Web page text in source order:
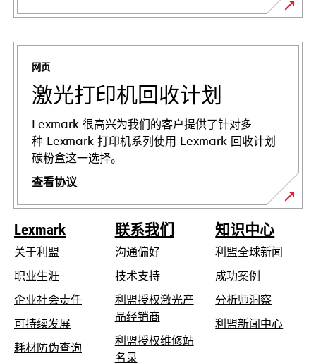
在
新
网页
激光打印机回收计划
Lexmark 很高兴为我们的客户提供了针对多
种 Lexmark 打印机系列使用 Lexmark 回收计划
碳粉盒这一选择。
查看协议
Lexmark
关于利盟
职业生涯
企业社会责任在
签
可持续发展
耗材防伪查询
联系我们
沟通偏好
技术支持在
新
标
签
页
利盟授权激光产
品经销商
利盟授权维修站
名录在
知识中心
利盟全球新闻
成功案例
分析师洞察
利盟新闻中心在